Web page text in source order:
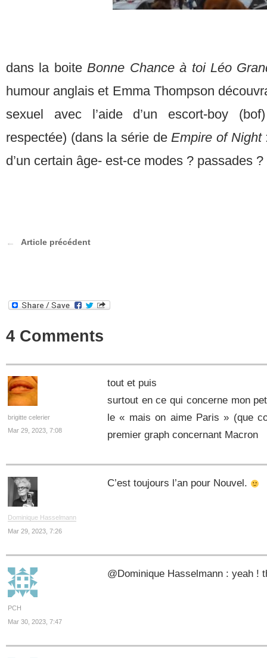
dans la boiteBonne Chance à toi Léo
humour anglais et Emma Thompson
sexuel avec l’aide d’un escort-boy
respectée) (dans la série deEmpire of Night
d’un certain âge- est-ce modes ? passades
Article précédent
4 Comments
brigitte celerier
Mar 29, 2023, 7:08
tout et puis
surtout en ce qui concerne mon
le « mais on aime Paris » (que
premier graph concernant Macron
Dominique Hasselmann
Mar 29, 2023, 7:26
C’est toujours l’an pour Nouvel.
PCH
Mar 30, 2023, 7:47
@Dominique Hasselmann : yeah !